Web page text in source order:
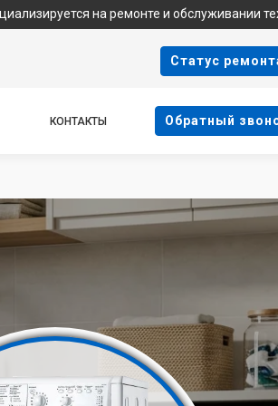
на ремонте и обслуживании техники
Cтатус
КОНТАКТЫ Oбратный